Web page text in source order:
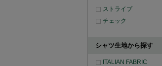
ストライプ
チェック
シャツ生地から探す
ITALIAN FABRIC